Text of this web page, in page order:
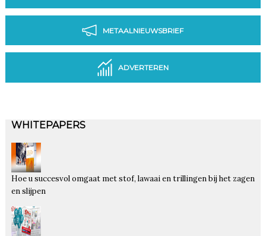
METAALNIEUWSBRIEF
ADVERTEREN
WHITEPAPERS
Hoe u succesvol omgaat met stof, lawaai en trillingen bij het zagen
en slijpen